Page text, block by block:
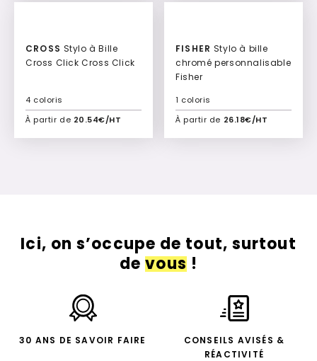
CROSS
Cross Click Cross Click
À partir de 20.54€/HT
4 coloris
Ajouter à mon devis
FISHER
chromé personnalisable
Fisher
À partir de 26.18€/HT
1 coloris
Ajouter à mon devis
Ici, on s’occupe de tout, surtout
devous!
30 ANS DE SAVOIR FAIRE
CONSEILS AVISÉS &
RÉACTIVITÉ